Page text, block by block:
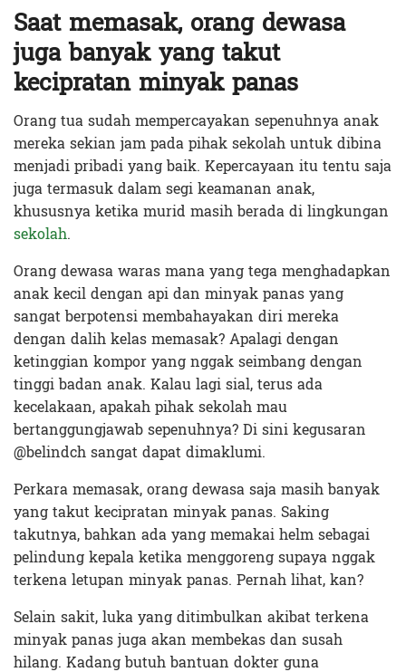
Saat memasak, orang dewasa
juga banyak yang takut
kecipratan minyak panas
Orang tua sudah mempercayakan sepenuhnya anak
mereka sekian jam pada pihak sekolah untuk dibina
menjadi pribadi yang baik. Kepercayaan itu tentu saja
juga termasuk dalam segi keamanan anak,
khususnya ketika murid masih berada di lingkungan
sekolah.
Orang dewasa waras mana yang tega menghadapkan
anak kecil dengan api dan minyak panas yang
sangat berpotensi membahayakan diri mereka
dengan dalih kelas memasak? Apalagi dengan
ketinggian kompor yang nggak seimbang dengan
tinggi badan anak. Kalau lagi sial, terus ada
kecelakaan, apakah pihak sekolah mau
bertanggungjawab sepenuhnya? Di sini kegusaran
@belindch sangat dapat dimaklumi.
Perkara memasak, orang dewasa saja masih banyak
yang takut kecipratan minyak panas. Saking
takutnya, bahkan ada yang memakai helm sebagai
pelindung kepala ketika menggoreng supaya nggak
terkena letupan minyak panas. Pernah lihat, kan?
Selain sakit, luka yang ditimbulkan akibat terkena
minyak panas juga akan membekas dan susah
hilang. Kadang butuh bantuan dokter guna